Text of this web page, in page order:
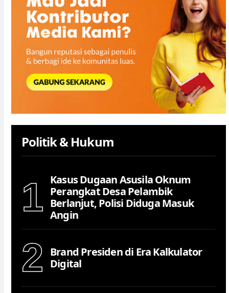
Politik & Hukum
1
Kasus Dugaan Asusila Oknum
Perangkat Desa Pelambik
Berlanjut, Polisi Diduga Masuk
Angin
2
Brand Presiden di Era Kalkulator
Digital